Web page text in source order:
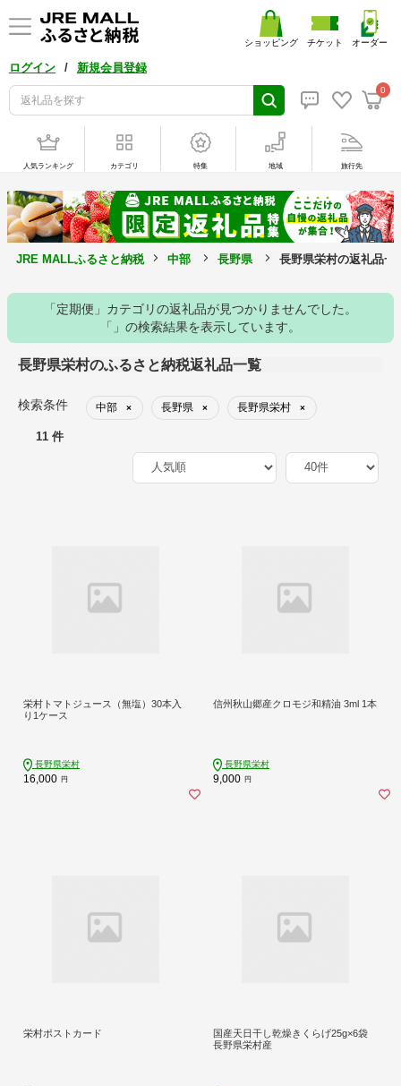
ログイン / 新規会員登録
0
ショッピング チケット オーダー
人気ランキング カテゴリ 特集 地域 旅行先
JRE MALLふるさと納税 中部 長野県 長野県栄村の返礼品一
「定期便」カテゴリの返礼品が見つかりませんでした。
「」の検索結果を表示しています。
長野県栄村のふるさと納税返礼品一覧
検索条件 中部 × 長野県 × 長野県栄村 ×
11 件
栄村トマトジュース（無塩）30本入
り1ケース
長野県栄村
16,000 円
信州秋山郷産クロモジ和精油 3ml 1本
長野県栄村
9,000 円
栄村ポストカード
国産天日干し乾燥きくらげ25g×6袋
長野県栄村産